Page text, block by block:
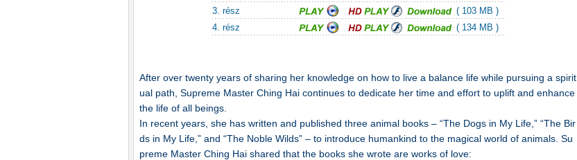
3. rész
( 103 MB )
4. rész
( 134 MB )
After over twenty years of sharing her knowledge on how to live a balance life while pursuing a spirit
ual path, Supreme Master Ching Hai continues to dedicate her time and effort to uplift and enhance
the life of all beings.
In recent years, she has written and published three animal books – “The Dogs in My Life,” “The Bir
ds in My Life,” and “The Noble Wilds” – to introduce humankind to the magical world of animals. Su
preme Master Ching Hai shared that the books she wrote are works of love: